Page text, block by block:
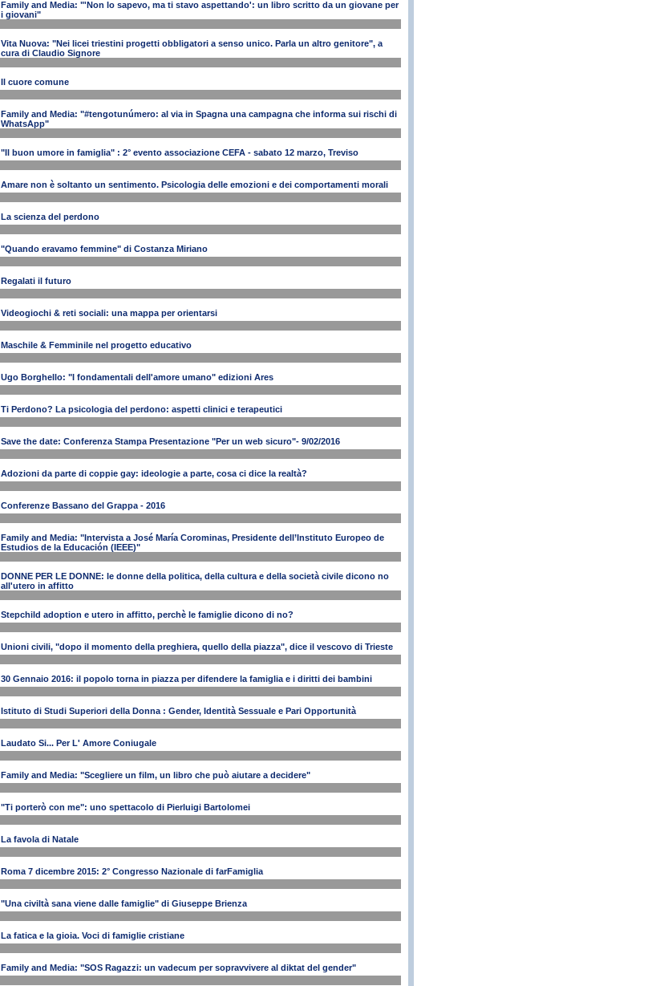
Family and Media: "'Non lo sapevo, ma ti stavo aspettando': un libro scritto da un giovane per
i giovani"
Vita Nuova: "Nei licei triestini progetti obbligatori a senso unico. Parla un altro genitore", a
cura di Claudio Signore
Il cuore comune
Family and Media: "#tengotunúmero: al via in Spagna una campagna che informa sui rischi di
WhatsApp"
"Il buon umore in famiglia" : 2° evento associazione CEFA - sabato 12 marzo, Treviso
Amare non è soltanto un sentimento. Psicologia delle emozioni e dei comportamenti morali
La scienza del perdono
"Quando eravamo femmine" di Costanza Miriano
Regalati il futuro
Videogiochi & reti sociali: una mappa per orientarsi
Maschile & Femminile nel progetto educativo
Ugo Borghello: "I fondamentali dell'amore umano" edizioni Ares
Ti Perdono? La psicologia del perdono: aspetti clinici e terapeutici
Save the date: Conferenza Stampa Presentazione "Per un web sicuro"- 9/02/2016
Adozioni da parte di coppie gay: ideologie a parte, cosa ci dice la realtà?
Conferenze Bassano del Grappa - 2016
Family and Media: "Intervista a José María Corominas, Presidente dell’Instituto Europeo de
Estudios de la Educación (IEEE)"
DONNE PER LE DONNE: le donne della politica, della cultura e della società civile dicono no
all'utero in affitto
Stepchild adoption e utero in affitto, perchè le famiglie dicono di no?
Unioni civili, "dopo il momento della preghiera, quello della piazza", dice il vescovo di Trieste
30 Gennaio 2016: il popolo torna in piazza per difendere la famiglia e i diritti dei bambini
Istituto di Studi Superiori della Donna : Gender, Identità Sessuale e Pari Opportunità
Laudato Si... Per L' Amore Coniugale
Family and Media: "Scegliere un film, un libro che può aiutare a decidere"
"Ti porterò con me": uno spettacolo di Pierluigi Bartolomei
La favola di Natale
Roma 7 dicembre 2015: 2° Congresso Nazionale di farFamiglia
"Una civiltà sana viene dalle famiglie" di Giuseppe Brienza
La fatica e la gioia. Voci di famiglie cristiane
Family and Media: "SOS Ragazzi: un vadecum per sopravvivere al diktat del gender"